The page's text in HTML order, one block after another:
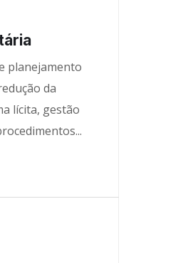
planejamento
da
lícita, gestão